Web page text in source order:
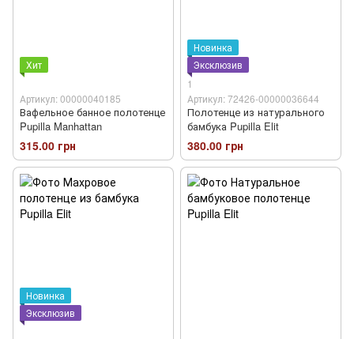
Хит
Артикул: 00000040185
Вафельное банное полотенце
Pupilla Manhattan
315.00 грн
Новинка
Эксклюзив
1
Артикул: 72426-00000036644
Полотенце из натурального
бамбука Pupilla Elit
380.00 грн
Новинка
Эксклюзив